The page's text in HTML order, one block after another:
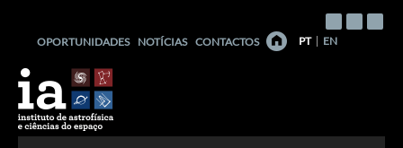
conteúdo
OPORTUNIDADES NOTÍCIAS CONTACTOS PT EN